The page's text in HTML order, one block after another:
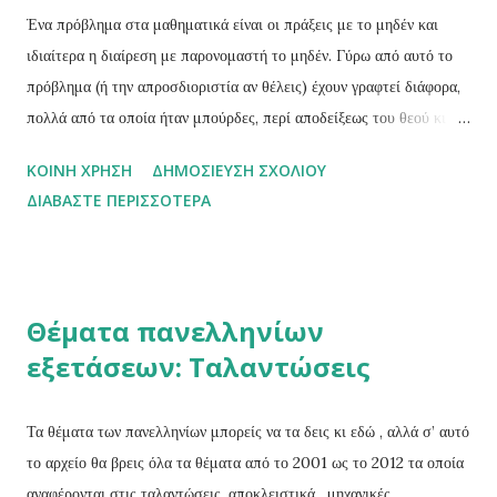
διατηρήσει την ταχύτητα προς την κατεύθυνση που έχει κάθε στιγμή.
Η εξανάγκαση ενός σώματος να κινείται κυκλικά και όχι ευθύγρ...
Ένα πρόβλημα στα μαθηματικά είναι οι πράξεις με το μηδέν και
ιδιαίτερα η διαίρεση με παρονομαστή το μηδέν. Γύρω από αυτό το
πρόβλημα (ή την απροσδιοριστία αν θέλεις) έχουν γραφτεί διάφορα,
πολλά από τα οποία ήταν μπούρδες, περί αποδείξεως του θεού κι
Μαθη...μαγικα σου εξηγεί το εξής: πως μπορείς να αποδείξεις το
οτιδήποτε κάνοντας μια λάθος μαθηματική υπόθεση. Για δες: «Τι
Βραχμαγκούπτα παρότι ήταν ο πρώτος που ασχολήθηκε μαζί του
ενδελεχώς, ομολογουμένως δεν κατάφερε να χειριστεί την διαίρεση.
επίσης Ινδός μαθηματικός Μπασκάρα γνώριζε ότι όσο μικρότερος
είναι ο διαιρέτης σε μια διαίρεση τόσο μεγαλύτερο είναι το πη...
ΚΟΙΝΉ ΧΡΉΣΗ
ΔΗΜΟΣΊΕΥΣΗ ΣΧΟΛΊΟΥ
ΔΙΑΒΆΣΤΕ ΠΕΡΙΣΣΌΤΕΡΑ
Θέματα πανελληνίων
εξετάσεων: Ταλαντώσεις
Τα θέματα των πανελληνίων μπορείς να τα δεις κι εδώ , αλλά σ’ αυτό
το αρχείο θα βρεις όλα τα θέματα από το 2001 ως το 2012 τα οποία